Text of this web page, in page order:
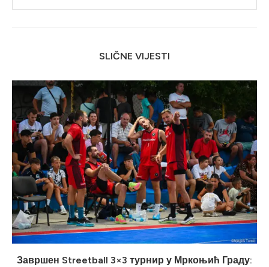
SLIČNE VIJESTI
Завршен Streetball 3×3 турнир у Мркоњић Граду: